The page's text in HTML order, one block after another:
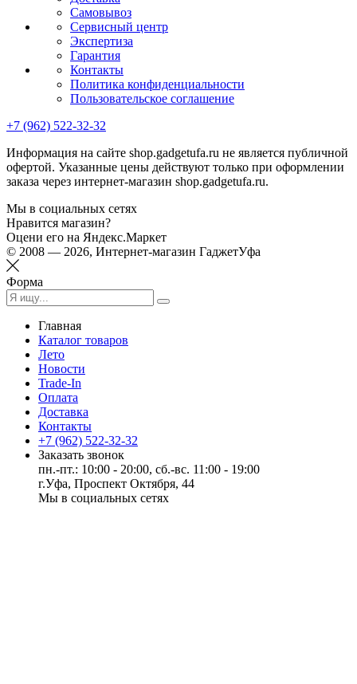
Самовывоз
Сервисный центр
Экспертиза
Гарантия
Контакты
Политика конфиденциальности
Пользовательское соглашение
+7 (962) 522-32-32
Информация на сайте shop.gadgetufa.ru не является публичной
офертой. Указанные цены действуют только при оформлении
заказа через интернет-магазин shop.gadgetufa.ru.
Мы в социальных сетях
Нравится магазин?
Оцени его на Яндекс.Маркет
© 2008 — 2026, Интернет-магазин ГаджетУфа
Форма
Главная
Каталог товаров
Лето
Новости
Trade-In
Оплата
Доставка
Контакты
+7 (962) 522-32-32
Заказать звонок
пн.-пт.: 10:00 - 20:00, сб.-вс. 11:00 - 19:00
г.Уфа, Проспект Октября, 44
Мы в социальных сетях